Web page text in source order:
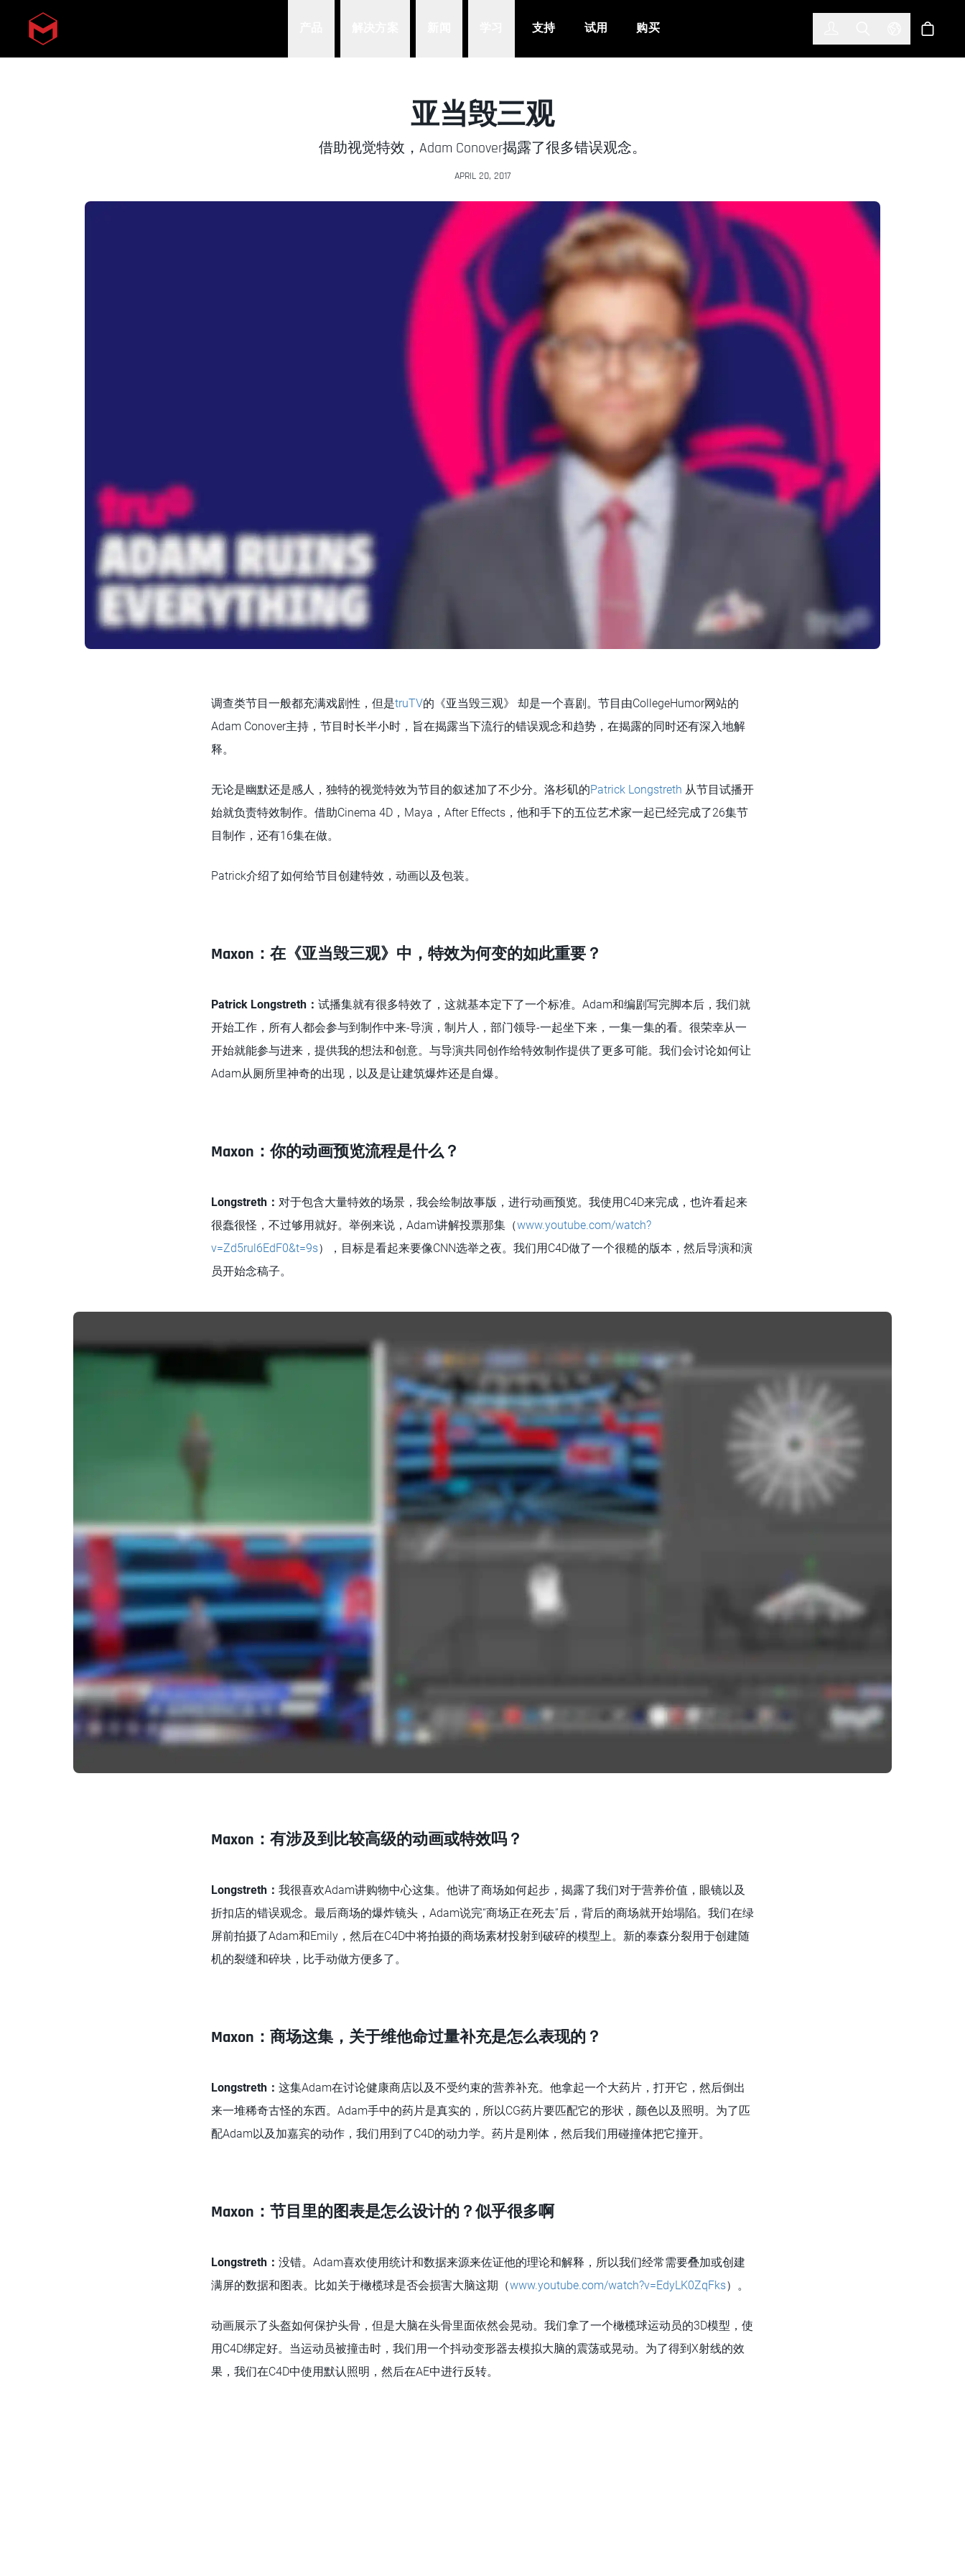
Skip to main content 支持 试用 购买 Select 商店
亚当毁三观
借助视觉特效，Adam Conover揭露了很多错误观念。
APRIL 20, 2017
调查类节目一般都充满戏剧性，但是truTV的《亚当毁三观》 却是一个喜剧。节目由CollegeHumor网站的
Adam Conover主持，节目时长半小时，旨在揭露当下流行的错误观念和趋势，在揭露的同时还有深入地解
释。
无论是幽默还是感人，独特的视觉特效为节目的叙述加了不少分。洛杉矶的Patrick Longstreth 从节目试播开
始就负责特效制作。借助Cinema 4D，Maya，After Effects，他和手下的五位艺术家一起已经完成了26集节
目制作，还有16集在做。
Patrick介绍了如何给节目创建特效，动画以及包装。
Maxon：在《亚当毁三观》中，特效为何变的如此重要？
Patrick Longstreth： 试播集就有很多特效了，这就基本定下了一个标准。Adam和编剧写完脚本后，我们就
开始工作，所有人都会参与到制作中来-导演，制片人，部门领导-一起坐下来，一集一集的看。很荣幸从一
开始就能参与进来，提供我的想法和创意。与导演共同创作给特效制作提供了更多可能。我们会讨论如何让
Adam从厕所里神奇的出现，以及是让建筑爆炸还是自爆。
Maxon：你的动画预览流程是什么？
Longstreth： 对于包含大量特效的场景，我会绘制故事版，进行动画预览。我使用C4D来完成，也许看起来
很蠢很怪，不过够用就好。举例来说，Adam讲解投票那集（www.youtube.com/watch?
v=Zd5rul6EdF0&t=9s），目标是看起来要像CNN选举之夜。我们用C4D做了一个很糙的版本，然后导演和演
员开始念稿子。
Maxon：有涉及到比较高级的动画或特效吗？
Longstreth： 我很喜欢Adam讲购物中心这集。他讲了商场如何起步，揭露了我们对于营养价值，眼镜以及
折扣店的错误观念。最后商场的爆炸镜头，Adam说完“商场正在死去”后，背后的商场就开始塌陷。我们在绿
屏前拍摄了Adam和Emily，然后在C4D中将拍摄的商场素材投射到破碎的模型上。新的泰森分裂用于创建随
机的裂缝和碎块，比手动做方便多了。
Maxon：商场这集，关于维他命过量补充是怎么表现的？
Longstreth： 这集Adam在讨论健康商店以及不受约束的营养补充。他拿起一个大药片，打开它，然后倒出
来一堆稀奇古怪的东西。Adam手中的药片是真实的，所以CG药片要匹配它的形状，颜色以及照明。为了匹
配Adam以及加嘉宾的动作，我们用到了C4D的动力学。药片是刚体，然后我们用碰撞体把它撞开。
Maxon：节目里的图表是怎么设计的？似乎很多啊
Longstreth： 没错。Adam喜欢使用统计和数据来源来佐证他的理论和解释，所以我们经常需要叠加或创建
满屏的数据和图表。比如关于橄榄球是否会损害大脑这期（www.youtube.com/watch?v=EdyLK0ZqFks）。
动画展示了头盔如何保护头骨，但是大脑在头骨里面依然会晃动。我们拿了一个橄榄球运动员的3D模型，使
用C4D绑定好。当运动员被撞击时，我们用一个抖动变形器去模拟大脑的震荡或晃动。为了得到X射线的效
果，我们在C4D中使用默认照明，然后在AE中进行反转。